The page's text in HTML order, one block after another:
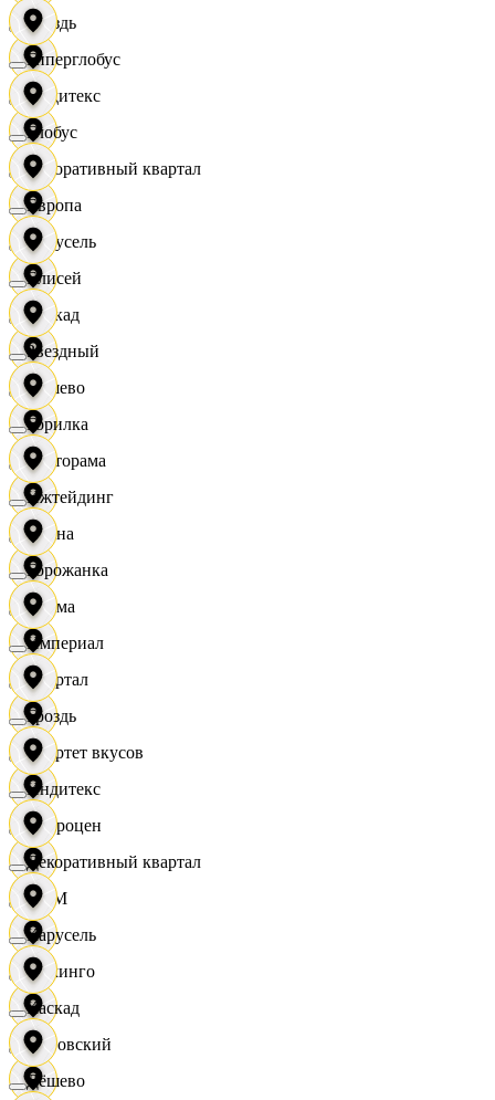
Гроздь
Индитекс
Декоративный квартал
Карусель
Каскад
Дёшево
Касторама
Диана
Дисма
Квартал
Квартет вкусов
Доброцен
ДОМ
Доминго
Кировский
Гиперглобус
Глобус
Европа
Елисей
Звездный
Горилка
Ижтейдинг
Горожанка
Империал
Гроздь
Индитекс
Декоративный квартал
Карусель
Каскад
Дёшево